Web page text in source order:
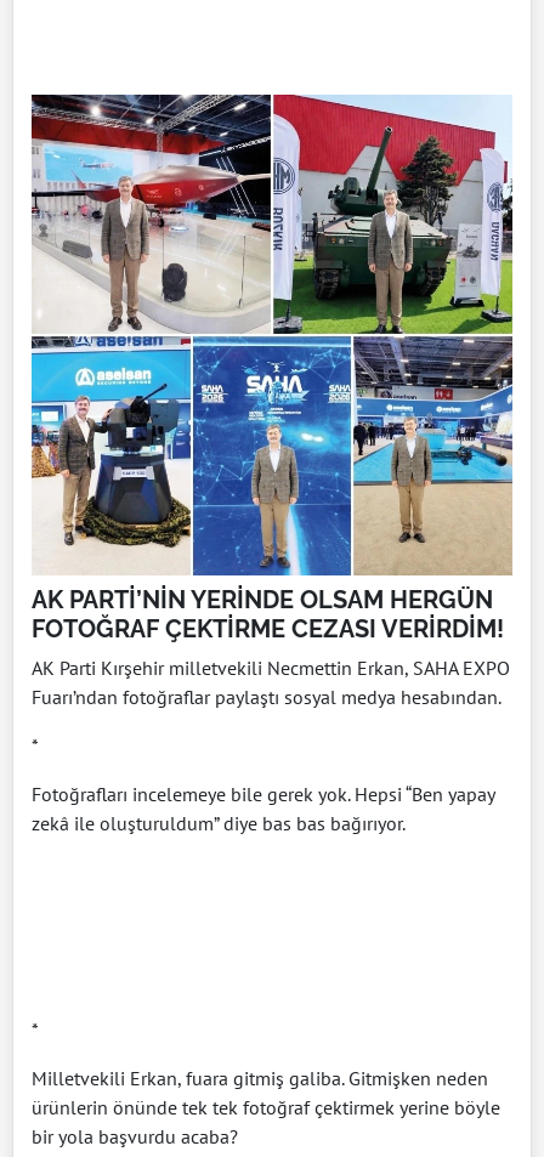
AK PARTİ’NİN YERİNDE OLSAM HERGÜN
FOTOĞRAF ÇEKTİRME CEZASI VERİRDİM!
AK Parti Kırşehir milletvekili Necmettin Erkan, SAHA EXPO
Fuarı’ndan fotoğraflar paylaştı sosyal medya hesabından.
*
Fotoğrafları incelemeye bile gerek yok. Hepsi “Ben yapay
zekâ ile oluşturuldum” diye bas bas bağırıyor.
*
Milletvekili Erkan, fuara gitmiş galiba. Gitmişken neden
ürünlerin önünde tek tek fotoğraf çektirmek yerine böyle
bir yola başvurdu acaba?